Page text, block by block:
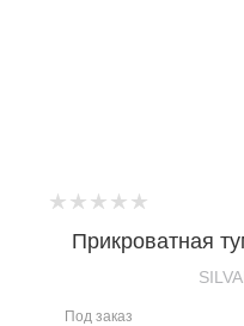
Прикроватная
Под заказ